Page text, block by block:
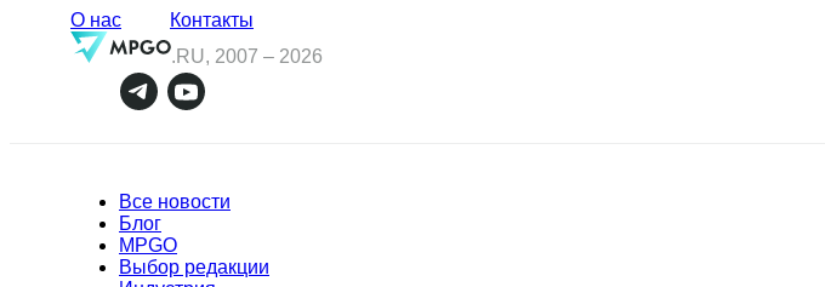
О нас
Контакты
.RU, 2007 – 2026
Все новости
Блог
MPGO
Выбор редакции